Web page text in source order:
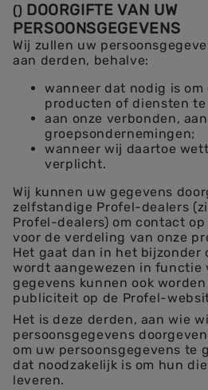
() DOORGIFTE VAN UW
PERSOONSGEGEVENS
Wij zullen uw
aan derden, behalve:
wanneer dat nodig is om
producten of diensten te
aan onze verbonden,
groepsondernemingen;
wanneer wij daartoe
verplicht.
Wij kunnen uw gegevens
zelfstandige Profel-dealers
Profel-dealers) om contact
voor de verdeling van onze
Het gaat dan in het bijzonder
wordt aangewezen in functie
gegevens kunnen ook
publiciteit op de Profel-
Het is deze derden, aan wie
persoonsgegevens
om uw persoonsgegevens te
dat noodzakelijk is om hun
leveren.